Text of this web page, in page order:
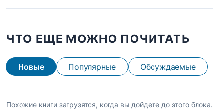
ЧТО ЕЩЕ МОЖНО ПОЧИТАТЬ
Новые Популярные Обсуждаемые
Похожие книги загрузятся, когда вы дойдете до этого блока.